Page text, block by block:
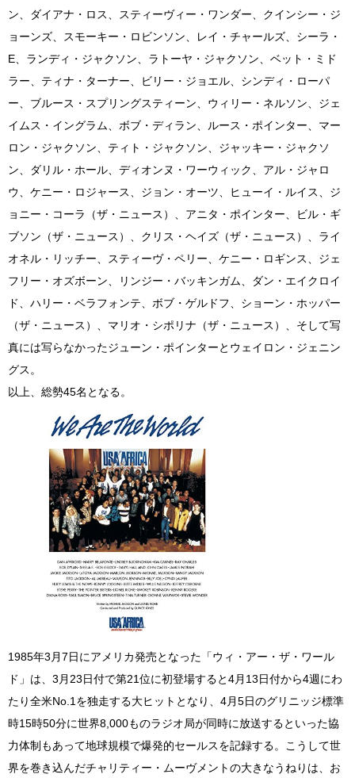
ン、ダイアナ・ロス、スティーヴィー・ワンダー、クインシー・ジ
ョーンズ、スモーキー・ロビンソン、レイ・チャールズ、シーラ・
E、ランディ・ジャクソン、ラトーヤ・ジャクソン、ベット・ミド
ラー、ティナ・ターナー、ビリー・ジョエル、シンディ・ローパ
ー、ブルース・スプリングスティーン、ウィリー・ネルソン、ジェ
イムス・イングラム、ボブ・ディラン、ルース・ポインター、マー
ロン・ジャクソン、ティト・ジャクソン、ジャッキー・ジャクソ
ン、ダリル・ホール、ディオンヌ・ワーウィック、アル・ジャロ
ウ、ケニー・ロジャース、ジョン・オーツ、ヒューイ・ルイス、ジ
ョニー・コーラ（ザ・ニュース）、アニタ・ポインター、ビル・ギ
ブソン（ザ・ニュース）、クリス・ヘイズ（ザ・ニュース）、ライ
オネル・リッチー、スティーヴ・ペリー、ケニー・ロギンス、ジェ
フリー・オズボーン、リンジー・バッキンガム、ダン・エイクロイ
ド、ハリー・ベラフォンテ、ボブ・ゲルドフ、ショーン・ホッパー
（ザ・ニュース）、マリオ・シポリナ（ザ・ニュース）、そして写
真には写らなかったジューン・ポインターとウェイロン・ジェニン
グス。
以上、総勢45名となる。
1985年3月7日にアメリカ発売となった「ウィ・アー・ザ・ワール
ド」は、3月23日付で第21位に初登場すると4月13日付から4週にわ
たり全米No.1を独走する大ヒットとなり、4月5日のグリニッジ標準
時15時50分に世界8,000ものラジオ局が同時に放送するといった協
力体制もあって地球規模で爆発的セールスを記録する。こうして世
界を巻き込んだチャリティー・ムーヴメントの大きなうねりは、お